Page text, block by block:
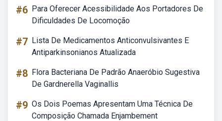
#6 Para Oferecer Acessibilidade Aos Portadores De
Dificuldades De Locomoção
#7 Lista De Medicamentos Anticonvulsivantes E
Antiparkinsonianos Atualizada
#8 Flora Bacteriana De Padrão Anaeróbio Sugestiva
De Gardnerella Vaginallis
#9 Os Dois Poemas Apresentam Uma Técnica De
Composição Chamada Enjambement